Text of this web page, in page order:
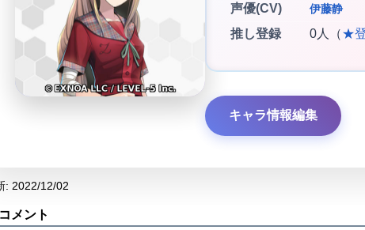
声優(CV)
伊藤静
推し登録 0人（★
キャラ情報編集
: 2022/12/02
コメント